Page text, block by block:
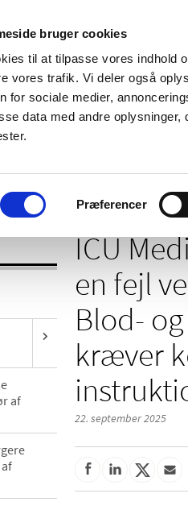
bruger cookies
til at tilpasse vores indhold
vores trafik. Vi deler også
for sociale medier,
data med andre
Præferencer
Bivirkninger og
produktinformation
anvendelse
af
ICU
en fejl
Blod-
kræver
22. september 2025